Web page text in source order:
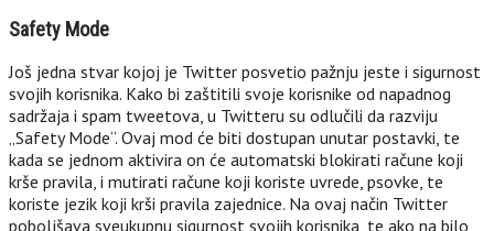
Safety Mode
Još jedna stvar kojoj je Twitter posvetio pažnju jeste i sigurnost
svojih korisnika. Kako bi zaštitili svoje korisnike od napadnog
sadržaja i spam tweetova, u Twitteru su odlučili da razviju
„Safety Mode“. Ovaj mod će biti dostupan unutar postavki, te
kada se jednom aktivira on će automatski blokirati račune koji
krše pravila, i mutirati račune koji koriste uvrede, psovke, te
koriste jezik koji krši pravila zajednice. Na ovaj način Twitter
poboljšava sveukupnu sigurnost svojih korisnika, te ako na bilo